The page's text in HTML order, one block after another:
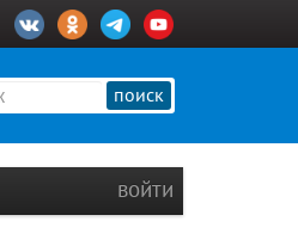
поиск
войти